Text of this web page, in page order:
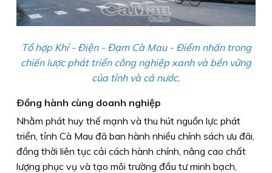
Tổ hợp Khí - Ðiện - Ðạm Cà Mau - Ðiểm nhấn trong
chiến lược phát triển công nghiệp xanh và bền vững
của tỉnh và cả nước.
Ðồng hành cùng doanh nghiệp
Nhằm phát huy thế mạnh và thu hút nguồn lực phát
triển, tỉnh Cà Mau đã ban hành nhiều chính sách ưu đãi,
đồng thời liên tục cải cách hành chính, nâng cao chất
lượng phục vụ và tạo môi trường đầu tư minh bạch,